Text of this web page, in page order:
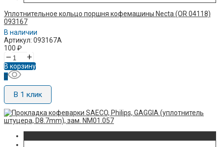
Уплотнительное кольцо поршня кофемашины Necta (OR 04118)
093167
В наличии
Артикул: 093167A
100 ₽
– +
В корзину
В 1 клик